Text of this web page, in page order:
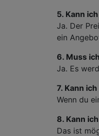
5. Kann
Ja. Der
ein
6. Muss
Ja. Es
7. Kann
Wenn du
8. Kann
Das ist